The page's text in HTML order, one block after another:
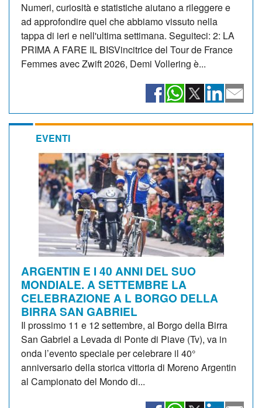
Numeri, curiosità e statistiche aiutano a rileggere e
ad approfondire quel che abbiamo vissuto nella
tappa di ieri e nell'ultima settimana. Seguiteci: 2: LA
PRIMA A FARE IL BISVincitrice del Tour de France
Femmes avec Zwift 2026, Demi Vollering è...
EVENTI
ARGENTIN E I 40 ANNI DEL SUO
MONDIALE. A SETTEMBRE LA
CELEBRAZIONE A L BORGO DELLA
BIRRA SAN GABRIEL
Il prossimo 11 e 12 settembre, al Borgo della Birra
San Gabriel a Levada di Ponte di Piave (Tv), va in
onda l’evento speciale per celebrare il 40°
anniversario della storica vittoria di Moreno Argentin
al Campionato del Mondo di...